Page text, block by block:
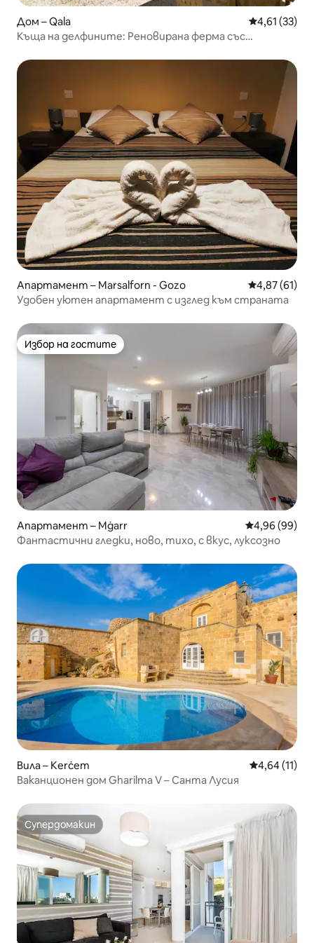
Дом – Qala Средна
4,61 (33)
Къща на делфините: Реновирана ферма със
Апартамент – Marsalforn - Gozo Средна
4,87 (61)
Удобен уютен апартамент с изглед към страната
Избор на гостите
Избор на гостите
Апартамент – Mġarr Средна
4,96 (99)
Фантастични гледки, ново, тихо, с вкус, луксозно
Вила – Kerċem Средна
4,64 (11)
Ваканционен дом Gharilma V – Санта Лусия
Супердомакин
Супердомакин